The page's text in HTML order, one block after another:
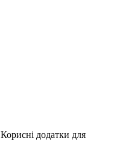
Корисні додатки для